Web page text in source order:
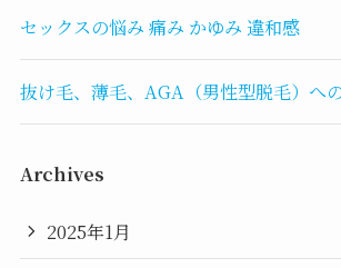
セックスの悩み 痛み かゆみ 違和感
抜け毛、薄毛、AGA（男性型脱毛）へ
Archives
2025年1月